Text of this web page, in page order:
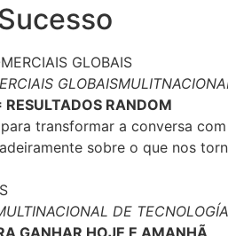
GLOBAIS
RANDOM
transformar a conversa
sobre o que nos
DE TECNOLOGÍA
GANHAR HOJE E AMANHÃ